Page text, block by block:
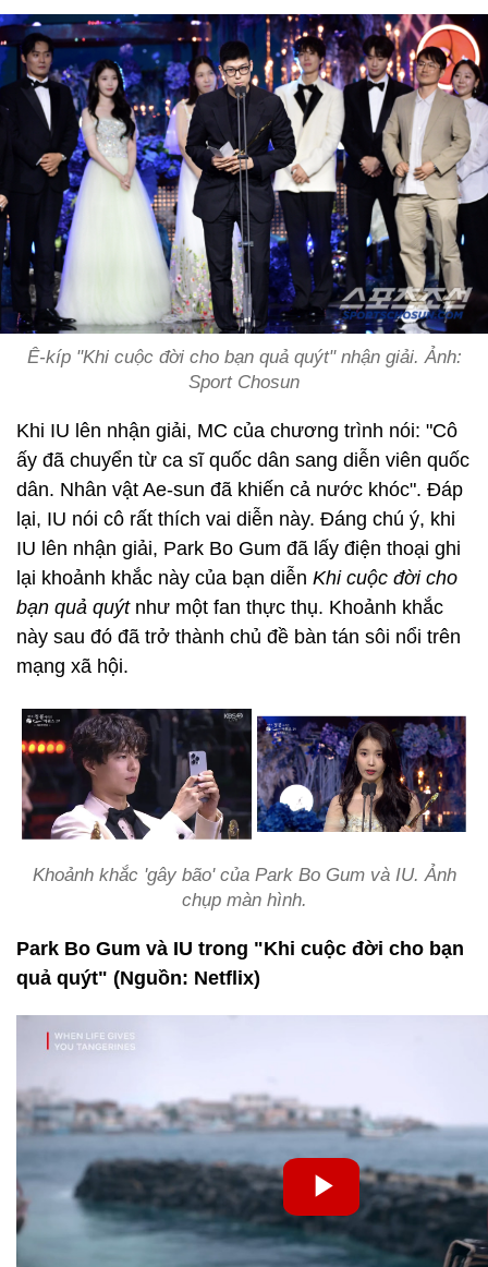
Ê-kíp "Khi cuộc đời cho bạn quả quýt" nhận giải. Ảnh:
Sport Chosun
Khi IU lên nhận giải, MC của chương trình nói: "Cô
ấy đã chuyển từ ca sĩ quốc dân sang diễn viên quốc
dân. Nhân vật Ae-sun đã khiến cả nước khóc". Đáp
lại, IU nói cô rất thích vai diễn này. Đáng chú ý, khi
IU lên nhận giải, Park Bo Gum đã lấy điện thoại ghi
lại khoảnh khắc này của bạn diễn Khi cuộc đời cho
bạn quả quýt như một fan thực thụ. Khoảnh khắc
này sau đó đã trở thành chủ đề bàn tán sôi nổi trên
mạng xã hội.
Khoảnh khắc 'gây bão' của Park Bo Gum và IU. Ảnh
chụp màn hình.
Park Bo Gum và IU trong "Khi cuộc đời cho bạn
quả quýt" (Nguồn: Netflix)